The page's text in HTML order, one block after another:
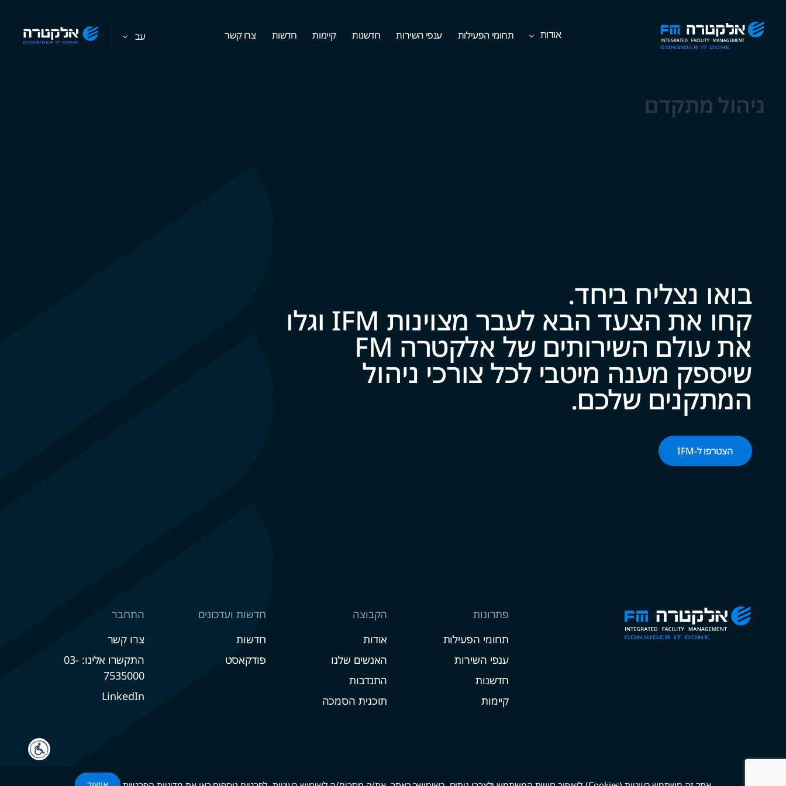
אלקטרה
אודות תחומי הפעילות ענפי השירות חדשנות קיימות חדשות צרו קשר עב
ניהול מתקדם
בואו נצליח ביח‍‍ד.
קחו את הצעד הבא לעבר מצוינות IFM וגלו
את עולם השירותים של אלקטרה FM
שיספק מענה מיטבי לכל צ‍‍ו‍‍רכי ניהול
המתקנים של‍‍כם.
הצטרפו ל-‌‌IFM‌‌
פתרונות
תחומי הפעילות
ענפי השירות
חדשנות
קיימות
הקבוצה
אודות
האנשים שלנו
התנדבות
תוכנית הסמכה
חדשות ועדכונים
חדשות
פודקאסט
התחבר
צרו קשר
התקשרו אלינו: 03-
7535000
LinkedIn